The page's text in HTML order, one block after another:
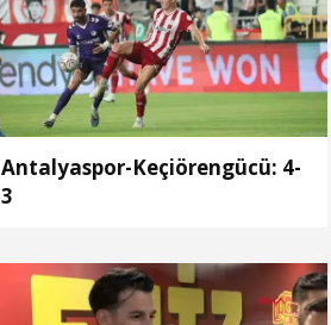
Antalyaspor-Keçiörengücü: 4-
3